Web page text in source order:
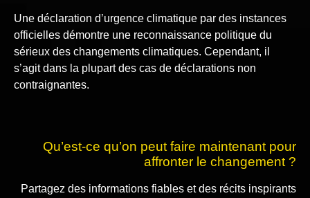
Une déclaration d’urgence climatique par des instances
officielles démontre une reconnaissance politique du
sérieux des changements climatiques. Cependant, il
s’agit dans la plupart des cas de déclarations non
contraignantes.
Qu’est-ce qu’on peut faire maintenant pour
affronter le changement ?
Partagez des informations fiables et des récits inspirants